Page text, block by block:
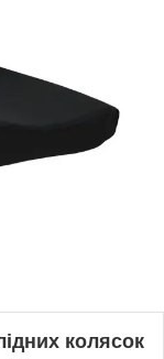
колясок